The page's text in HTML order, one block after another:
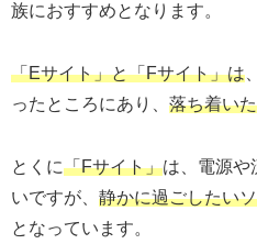
族におすすめとなります。
「Eサイト」と「Fサイト」は
ったところにあり、 落ち着い
とくに「Fサイト」は、電源や
いですが、 静かに過ごしたい
となっています。